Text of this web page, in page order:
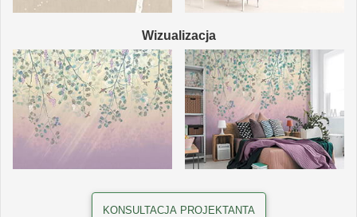
Wizualizacja
KONSULTACJA PROJEKTANTA